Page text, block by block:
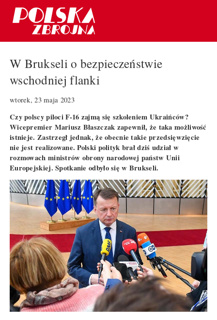
W Brukseli o bezpieczeństwie
wschodniej flanki
wtorek, 23 maja 2023
Czy polscy piloci F-16 zajmą się szkoleniem Ukraińców?
Wicepremier Mariusz Błaszczak zapewnił, że taka możliwość
istnieje. Zastrzegł jednak, że obecnie takie przedsięwzięcie
nie jest realizowane. Polski polityk brał dziś udział w
rozmowach ministrów obrony narodowej państw Unii
Europejskiej. Spotkanie odbyło się w Brukseli.